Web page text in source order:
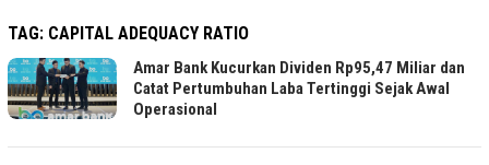
TAG: CAPITAL ADEQUACY RATIO
Amar Bank Kucurkan Dividen Rp95,47 Miliar dan
Catat Pertumbuhan Laba Tertinggi Sejak Awal
Operasional